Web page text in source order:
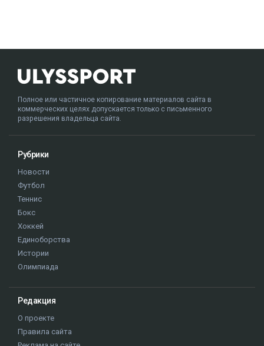
Полное или частичное копирование материалов сайта в
коммерческих целях допускается только с письменного
разрешения владельца сайта.
Рубрики
Новости
Футбол
Теннис
Бокс
Хоккей
Единоборства
Истории
Олимпиада
Редакция
О проекте
Правила сайта